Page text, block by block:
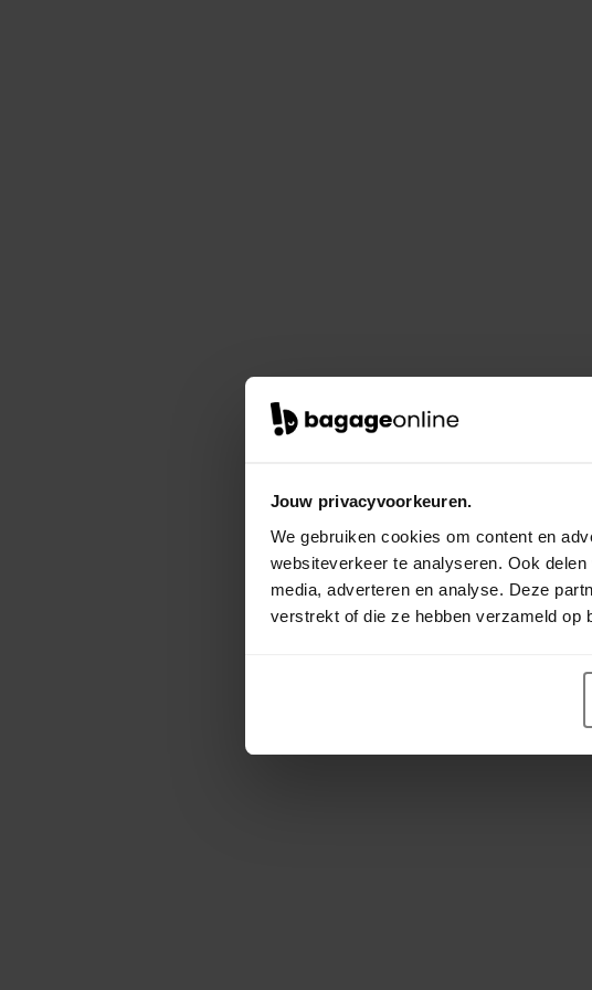
Jouw privacyvoorkeuren.
We gebruiken cookies om content en
websiteverkeer te analyseren. Ook
media, adverteren en analyse. Deze
verstrekt of die ze hebben verzameld op